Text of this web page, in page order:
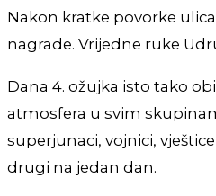
Nakon kratke povorke
nagrade. Vrijedne ruke
Dana 4. ožujka isto tako
atmosfera u svim
superjunaci, vojnici,
drugi na jedan dan.